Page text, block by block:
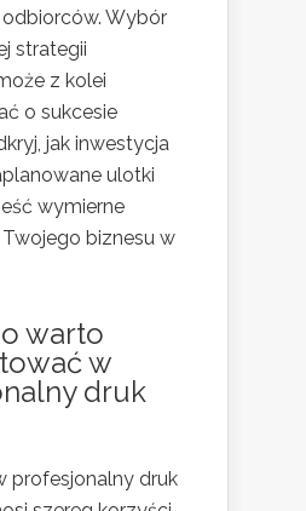
Wybór
strategii
z kolei
o sukcesie
jak inwestycja
ulotki
wymierne
biznesu w
warto
w
druk
profesjonalny druk